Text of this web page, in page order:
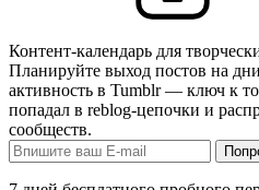
Контент-календарь для
Планируйте выход постов на
активность в Tumblr — ключ к
попадал в reblog-цепочки и
сообществ.